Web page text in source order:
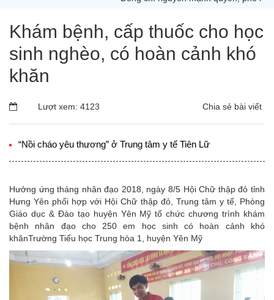
Khám bệnh, cấp thuốc cho học
sinh nghèo, có hoàn cảnh khó
khăn
Lượt xem: 4123 Chia sẻ bài viết
“Nồi cháo yêu thương” ở Trung tâm y tế Tiên Lữ
Hưởng ứng tháng nhân đạo 2018, ngày 8/5 Hội Chữ thập đỏ tỉnh
Hưng Yên phối hợp với Hội Chữ thập đỏ, Trung tâm y tế, Phòng
Giáo dục & Đào tạo huyện Yên Mỹ tổ chức chương trình khám
bệnh nhân đạo cho 250 em học sinh có hoàn cảnh khó
khănTrường Tiểu học Trung hòa 1, huyện Yên Mỹ